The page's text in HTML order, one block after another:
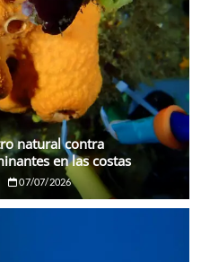
natural contra
en las costas
07/07/2026